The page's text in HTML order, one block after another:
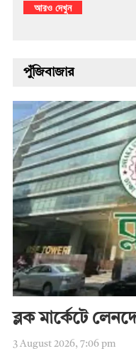
আরও দেখুন
পুঁজিবাজার
ব্লক মার্কেটে
3 August 2026, 7:06 pm